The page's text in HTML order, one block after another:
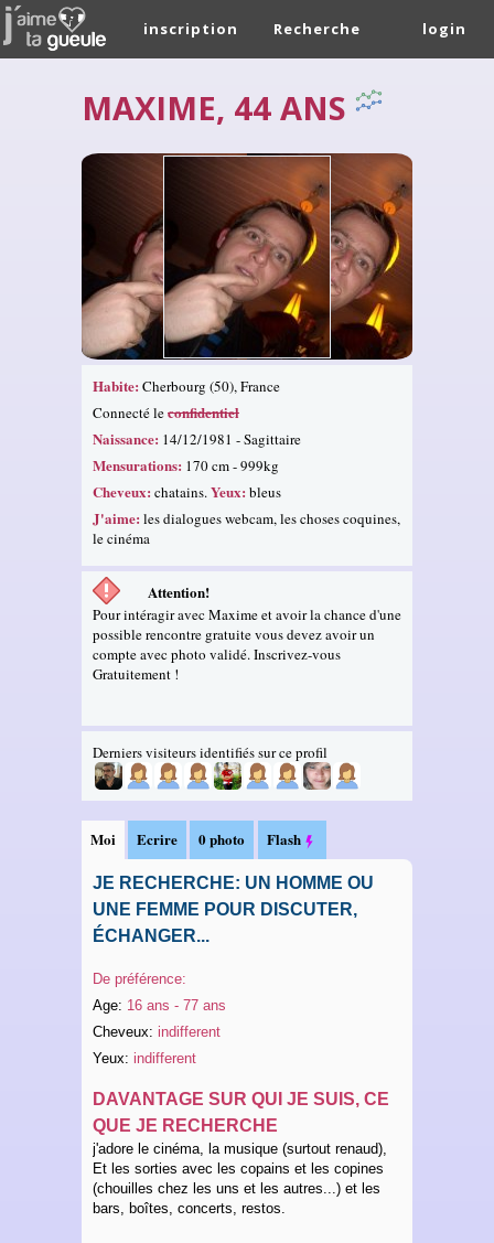
inscription Recherche login
MAXIME, 44 ANS
Habite: Cherbourg (50), France
Connecté leconfidentiel
Naissance: 14/12/1981 - Sagittaire
Mensurations: 170 cm - 999kg
Cheveux: chatains.Yeux: bleus
J'aime: les dialogues webcam, les choses coquines,
le cinéma
Attention!
Pour intéragir avec Maxime et avoir la chance d'une
possible rencontre gratuite vous devez avoir un
compte avec photo validé. Inscrivez-vous
Gratuitement !
Derniers visiteurs identifiés sur ce profil
Moi
JE RECHERCHE: UN HOMME OU
UNE FEMME POUR DISCUTER,
ÉCHANGER...
De préférence:
Age: 16 ans - 77 ans
Cheveux: indifferent
Yeux: indifferent
DAVANTAGE SUR QUI JE SUIS, CE
QUE JE RECHERCHE
j'adore le cinéma, la musique (surtout renaud),
Et les sorties avec les copains et les copines
(chouilles chez les uns et les autres...) et les
bars, boîtes, concerts, restos.
Ecrire 0 photo Flash